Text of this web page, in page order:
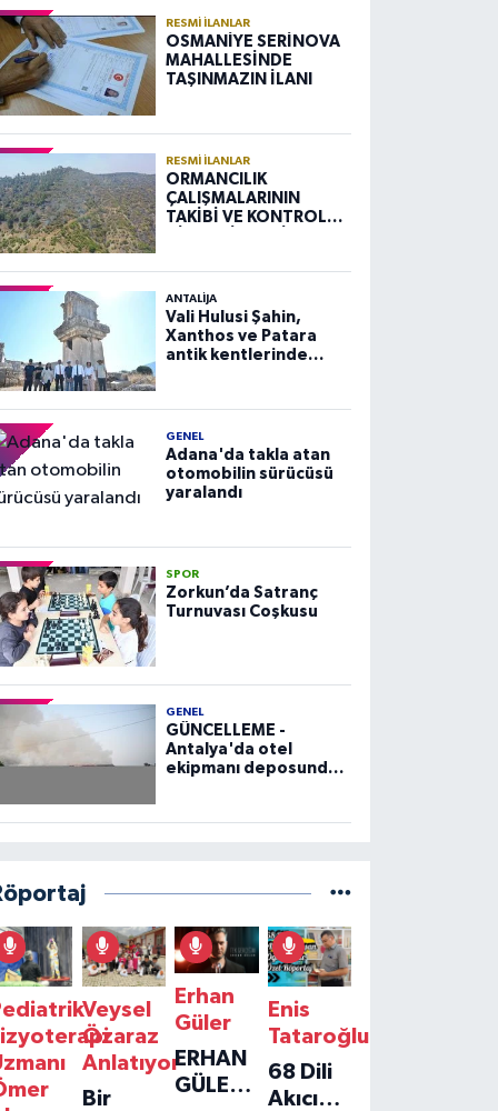
RESMI İLANLAR
OSMANİYE SERİNOVA
MAHALLESİNDE
TAŞINMAZIN İLANI
RESMI İLANLAR
ORMANCILIK
ÇALIŞMALARININ
TAKİBİ VE KONTROLÜ
ANTALIJA
Vali Hulusi Şahin,
Xanthos ve Patara
antik kentlerinde
GENEL
Adana'da takla atan
otomobilin sürücüsü
yaralandı
SPOR
Zorkun’da Satranç
Turnuvası Coşkusu
GENEL
GÜNCELLEME -
Antalya'da otel
ekipmanı deposunda
Veysel
Özaraz
Anlatıyor
Bir
Erhan
Güler
ERHAN
GÜLER'IN
Enis
Tataroğlu
68 Dili
Akıcı